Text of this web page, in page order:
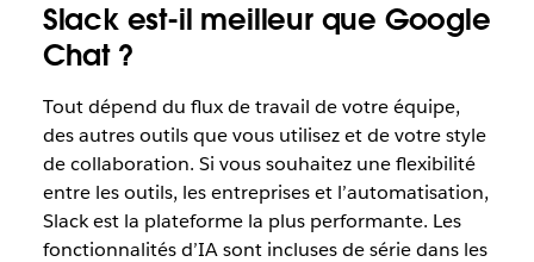
Slack est-il meilleur que Google
Chat ?
Tout dépend du flux de travail de votre équipe,
des autres outils que vous utilisez et de votre style
de collaboration. Si vous souhaitez une flexibilité
entre les outils, les entreprises et l’automatisation,
Slack est la plateforme la plus performante. Les
fonctionnalités d’IA sont incluses de série dans les